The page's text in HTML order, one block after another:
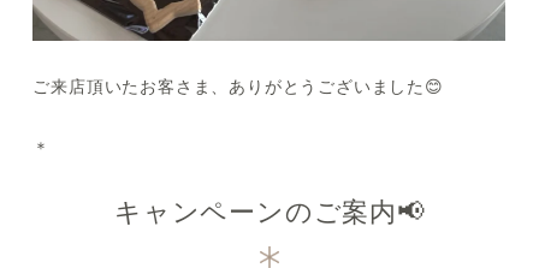
ご来店頂いたお客さま、ありがとうございました😊
＊
キャンペーンのご案内📢